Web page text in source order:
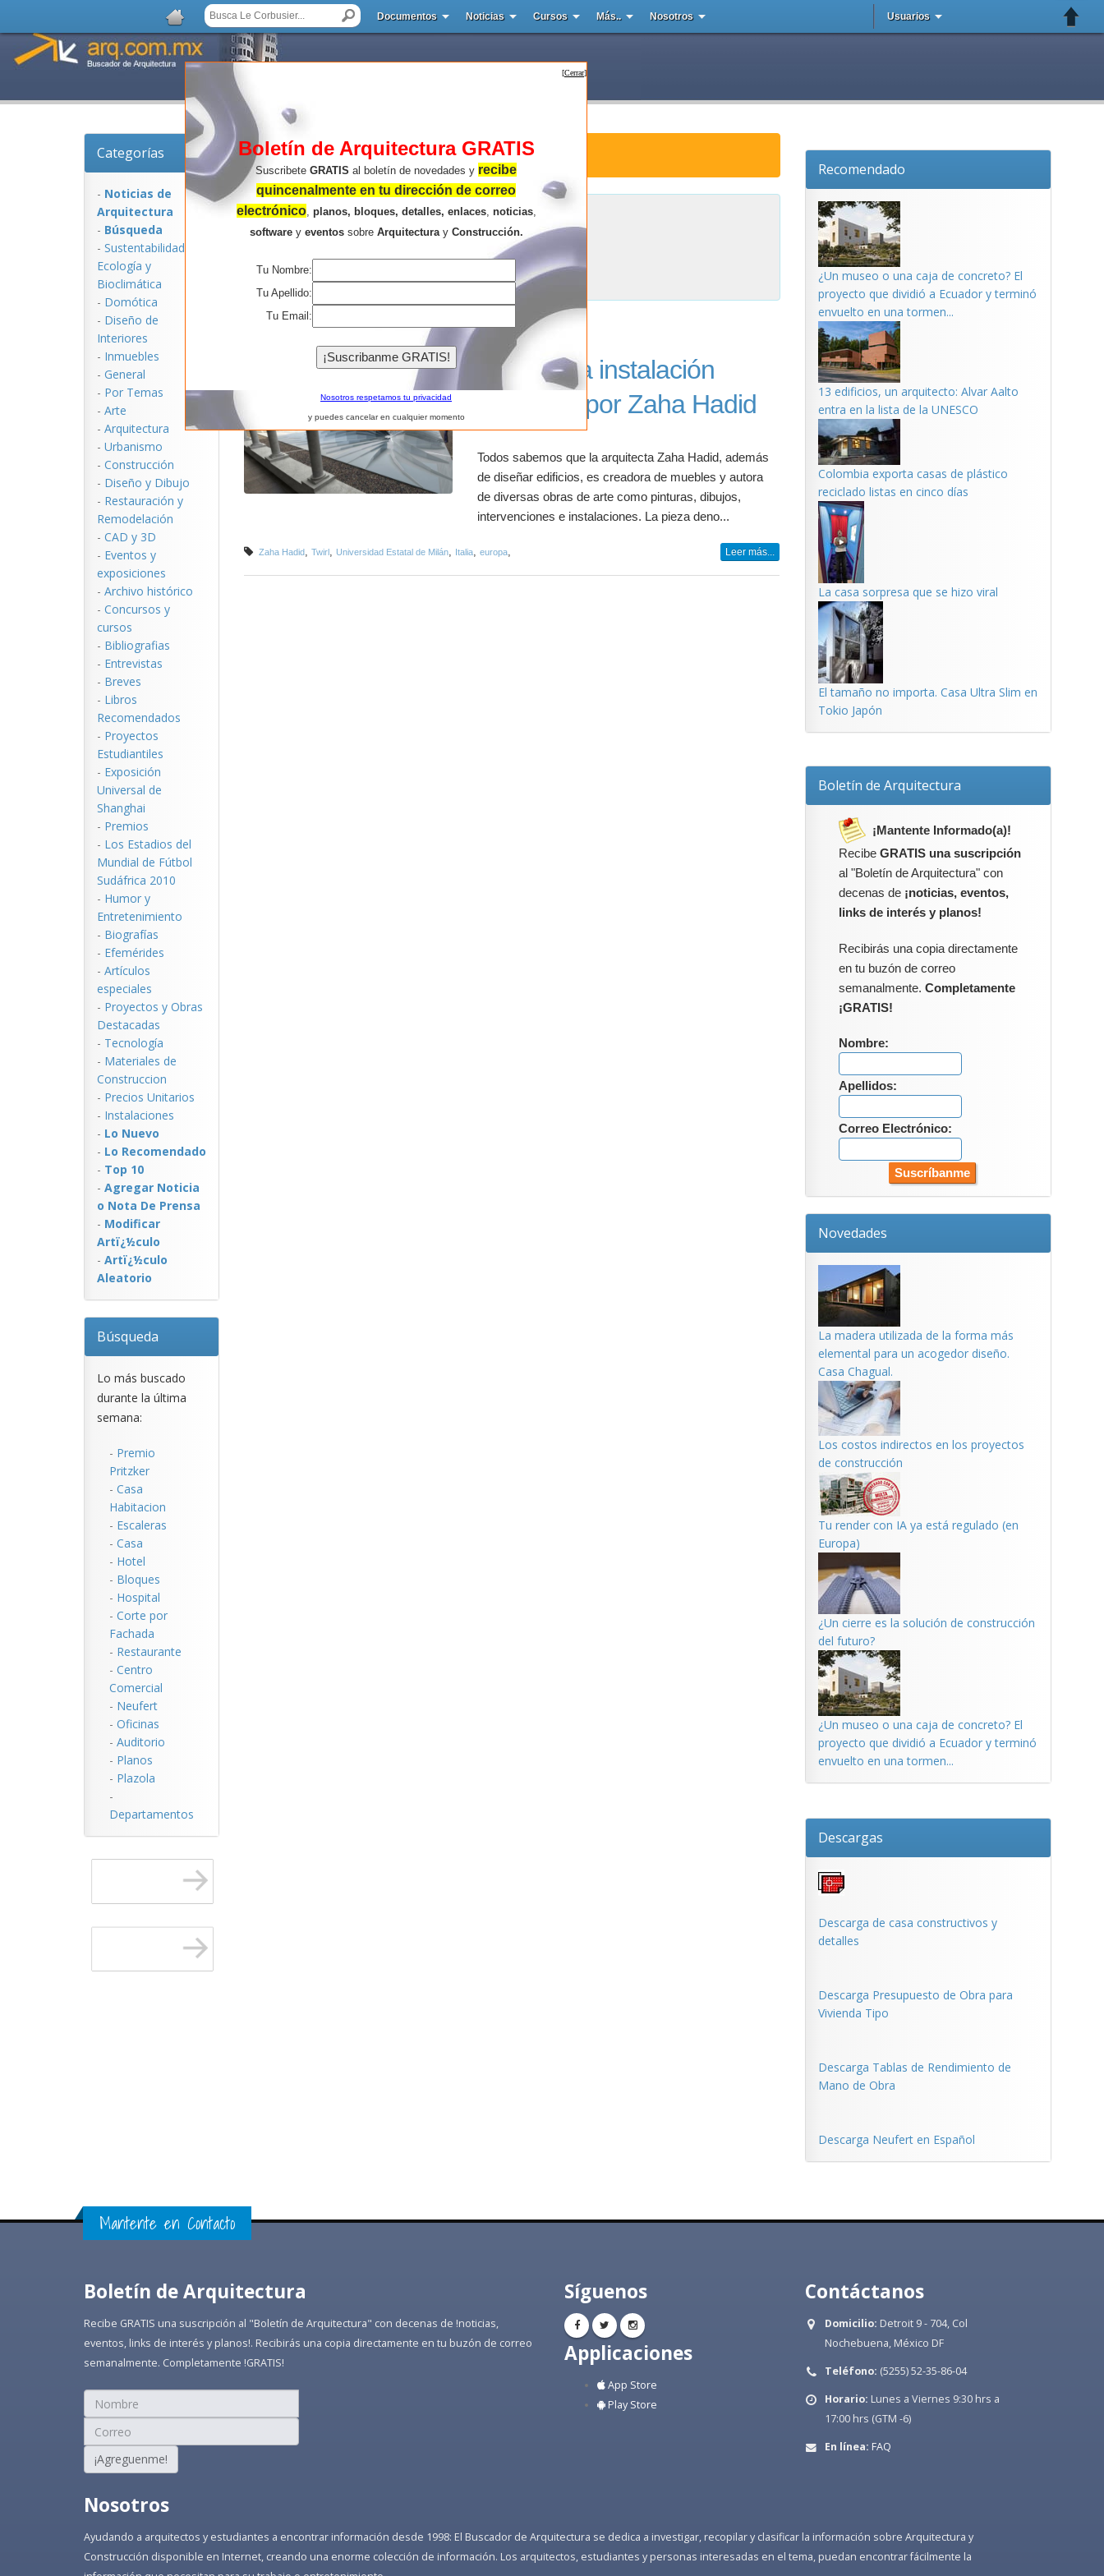
Documentos Noticias Cursos Más.. Nosotros Usuarios
Categorías
- Noticias de
Arquitectura
- Búsqueda
- Sustentabilidad,
Ecologí­a y
Bioclimática
- Domótica
- Diseño de
Interiores
- Inmuebles
- General
- Por Temas
- Arte
- Arquitectura
- Urbanismo
- Construcción
- Diseño y Dibujo
- Restauración y
Remodelación
- CAD y 3D
- Eventos y
exposiciones
- Archivo histórico
- Concursos y
cursos
- Bibliografias
- Entrevistas
- Breves
- Libros
Recomendados
- Proyectos
Estudiantiles
- Exposición
Universal de
Shanghai
- Premios
- Los Estadios del
Mundial de Fútbol
Sudáfrica 2010
- Humor y
Entretenimiento
- Biografías
- Efemérides
- Artículos
especiales
- Proyectos y Obras
Destacadas
- Tecnología
- Materiales de
Construccion
- Precios Unitarios
- Instalaciones
- Lo Nuevo
- Lo Recomendado
- Top 10
- Agregar Noticia
o Nota De Prensa
- Modificar
Artï¿½culo
- Artï¿½culo
Aleatorio
Búsqueda
Lo más buscado
durante la última
semana:
- Premio
Pritzker
- Casa
Habitacion
- Escaleras
- Casa
- Hotel
- Bloques
- Hospital
- Corte por
Fachada
- Restaurante
- Centro
Comercial
- Neufert
- Oficinas
- Auditorio
- Planos
- Plazola
-
Departamentos
Noticias de Arquitectura : Universidad Estatal de Milan
Universidad Estatal de Milan
Resultados de la búsqueda .
“Twirl” una instalación
diseñada por Zaha Hadid
Todos sabemos que la arquitecta Zaha Hadid, además
de diseñar edificios, es creadora de muebles y autora
de diversas obras de arte como pinturas, dibujos,
intervenciones e instalaciones. La pieza deno...
Zaha Hadid, Twirl, Universidad Estatal de Milán, Italia, europa, Leer más...
Recomendado
¿Un museo o una caja de concreto? El
proyecto que dividió a Ecuador y terminó
envuelto en una tormen...
13 edificios, un arquitecto: Alvar Aalto
entra en la lista de la UNESCO
Colombia exporta casas de plástico
reciclado listas en cinco días
La casa sorpresa que se hizo viral
El tamaño no importa. Casa Ultra Slim en
Tokio Japón
Boletín de Arquitectura
¡Mantente Informado(a)!
Recibe GRATIS una suscripción
al "Boletín de Arquitectura" con
decenas de ¡noticias, eventos,
links de interés y planos!
Recibirás una copia directamente
en tu buzón de correo
semanalmente. Completamente
¡GRATIS!
Nombre:
Apellidos:
Correo Electrónico:
Novedades
La madera utilizada de la forma más
elemental para un acogedor diseño.
Casa Chagual.
Los costos indirectos en los proyectos
de construcción
Tu render con IA ya está regulado (en
Europa)
¿Un cierre es la solución de construcción
del futuro?
¿Un museo o una caja de concreto? El
proyecto que dividió a Ecuador y terminó
envuelto en una tormen...
Descargas
Descarga de casa constructivos y
detalles
Descarga Presupuesto de Obra para
Vivienda Tipo
Descarga Tablas de Rendimiento de
Mano de Obra
Descarga Neufert en Español
Mantente en Contacto
Boletín de Arquitectura
Recibe GRATIS una suscripción al "Boletín de Arquitectura" con decenas de !noticias,
eventos, links de interés y planos!. Recibirás una copia directamente en tu buzón de correo
semanalmente. Completamente !GRATIS!
¡Agreguenme!
Síguenos
Applicaciones
App Store
Play Store
Contáctanos
Domicilio: Detroit 9 - 704, Col
Nochebuena, México DF
Teléfono: (5255) 52-35-86-04
Horario: Lunes a Viernes 9:30 hrs a
17:00 hrs (GTM -6)
En línea: FAQ
Nosotros
Ayudando a arquitectos y estudiantes a encontrar información desde 1998: El Buscador de Arquitectura se dedica a investigar, recopilar y clasificar la información sobre Arquitectura y
Construcción disponible en Internet, creando una enorme colección de información. Los arquitectos, estudiantes y personas interesadas en el tema, puedan encontrar fácilmente la
[Cerrar]
Boletín de Arquitectura GRATIS
Suscribete GRATIS al boletín de novedades y recibe
quincenalmente en tu dirección de correo
electrónico, planos, bloques, detalles, enlaces, noticias,
softwarey eventossobre Arquitecturay Construcción.
Tu Nombre:
Tu Apellido:
Tu Email:
Nosotros respetamos tu privacidad
y puedes cancelar en cualquier momento